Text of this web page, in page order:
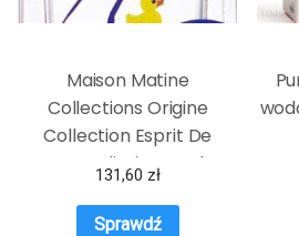
Maison Matine
Collections Origine
Collection Esprit De
Contradiction Woda
Perfumowana 15 ml
131,60 zł
Sprawdź